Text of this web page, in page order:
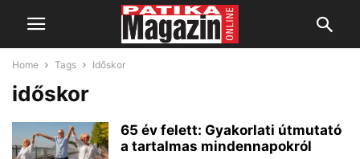
Home Tags Időskor
időskor
65 év felett: Gyakorlati útmutató
a tartalmas mindennapokról